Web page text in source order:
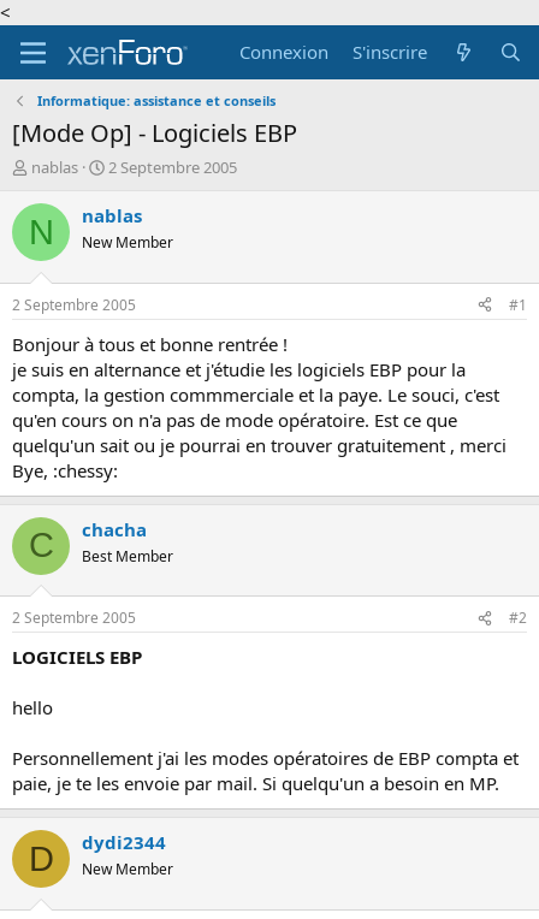
<
Connexion
S'inscrire
Informatique: assistance et conseils
[Mode Op] - Logiciels EBP
A
t
e
r
d
e
l
d
i
s
c
u
s
s
i
o
n
nablas
D
t
d
d
é
b
u
t
2 Septembre 2005
N nablas
New Member
2 Septembre 2005 #1
Bonjour à tous et bonne rentrée !
je suis en alternance et j'étudie les logiciels EBP pour la
compta, la gestion commmerciale et la paye. Le souci, c'est
qu'en cours on n'a pas de mode opératoire. Est ce que
quelqu'un sait ou je pourrai en trouver gratuitement , merci
Bye, :chessy:
C chacha
Best Member
2 Septembre 2005 #2
LOGICIELS EBP
hello
Personnellement j'ai les modes opératoires de EBP compta et
paie, je te les envoie par mail. Si quelqu'un a besoin en MP.
D dydi2344
New Member